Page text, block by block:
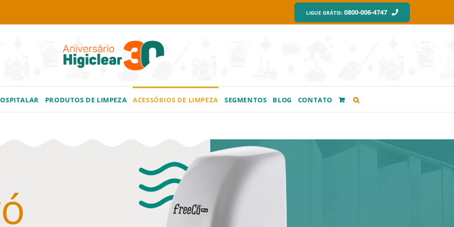
LIGUE GRÁTIS: 0800-006-4747
PRODUTOS DE LIMPEZA ACESSÓRIOS DE LIMPEZA SEGMENTOS BLOG CONTATO